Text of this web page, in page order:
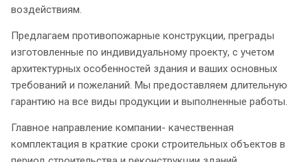
воздействиям.
Предлагаем противопожарные конструкции, преграды
изготовленные по индивидуальному проекту, с учетом
архитектурных особенностей здания и ваших основных
требований и пожеланий. Мы предоставляем длительную
гарантию на все виды продукции и выполненные работы.
Главное направление компании- качественная
комплектация в краткие сроки строительных объектов в